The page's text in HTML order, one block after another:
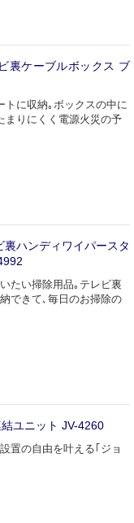
裏ケーブルボックス ブ
トに収納｡ボックスの中に
まりにくく電源火災の予
ハンディワイパースタ
たい掃除用品｡テレビ裏
できて､毎日のお掃除の
ユニット JV-4260
置の自由を叶える｢ジョ